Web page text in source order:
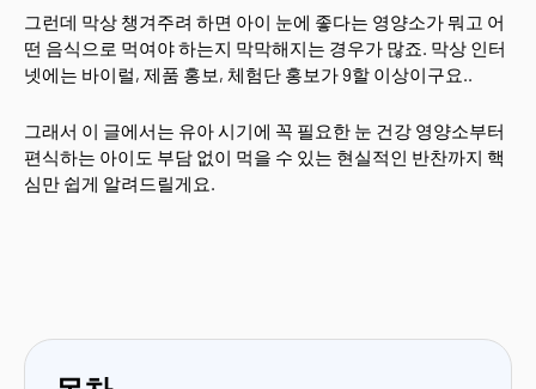
그런데 막상 챙겨주려 하면 아이 눈에 좋다는 영양소가 뭐고 어
떤 음식으로 먹여야 하는지 막막해지는 경우가 많죠. 막상 인터
넷에는 바이럴, 제품 홍보, 체험단 홍보가 9할 이상이구요..
그래서 이 글에서는 유아 시기에 꼭 필요한 눈 건강 영양소부터
편식하는 아이도 부담 없이 먹을 수 있는 현실적인 반찬까지 핵
심만 쉽게 알려드릴게요.